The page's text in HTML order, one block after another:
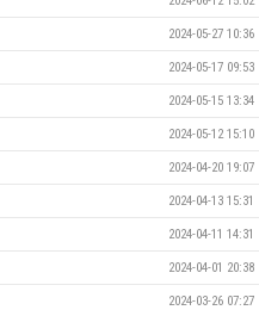
2024-05-27 10:36
2024-05-17 09:53
2024-05-15 13:34
2024-05-12 15:10
2024-04-20 19:07
2024-04-13 15:31
2024-04-11 14:31
2024-04-01 20:38
2024-03-26 07:27